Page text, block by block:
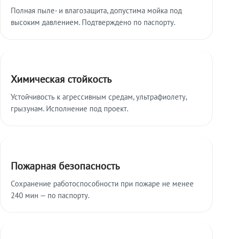
Полная пыле- и влагозащита, допустима мойка под
высоким давлением. Подтверждено по паспорту.
Химическая стойкость
Устойчивость к агрессивным средам, ультрафиолету,
грызунам. Исполнение под проект.
Пожарная безопасность
Сохранение работоспособности при пожаре не менее
240 мин — по паспорту.